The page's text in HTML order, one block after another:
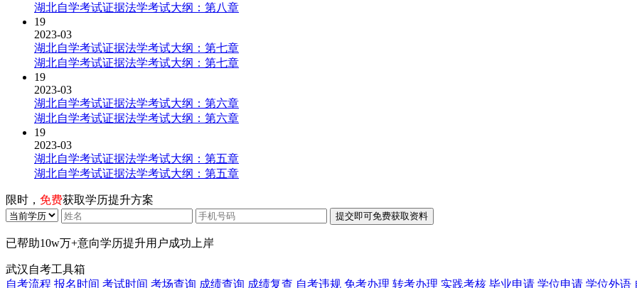
湖北自学考试证据法学考试大纲：第八章
19
2023-03
湖北自学考试证据法学考试大纲：第七章
湖北自学考试证据法学考试大纲：第七章
19
2023-03
湖北自学考试证据法学考试大纲：第六章
湖北自学考试证据法学考试大纲：第六章
19
2023-03
湖北自学考试证据法学考试大纲：第五章
湖北自学考试证据法学考试大纲：第五章
限时， 免费获取学历提升方案
已帮助10w万+意向学历提升用户成功上岸
武汉自考工具箱
自考流程 报名时间 考试时间 考场查询 成绩查询 成绩复查 自考违规 免考办理 转考办理 实践考核 毕业申请 学位申请 学位外语